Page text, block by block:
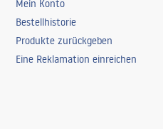
Mein Konto
Bestellhistorie
Produkte zurückgeben
Eine Reklamation einreichen